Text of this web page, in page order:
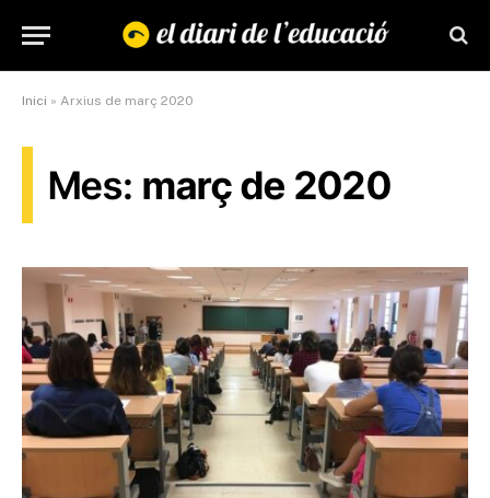
Inici » Arxius de març 2020
Mes: març de 2020